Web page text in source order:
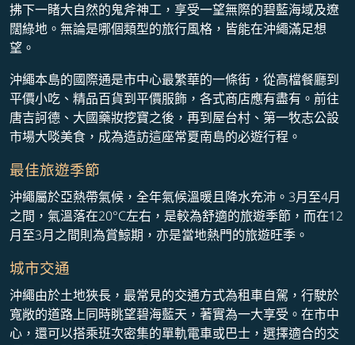
拂下一睹大自然的鬼斧神工，享受一望無際的碧藍海域及遼
闊綠地。無論是哪個類型的旅行風格，皆能在沖繩滿足想
望。
沖繩本島的國際通是市中心最繁華的一條街，從高檔餐廳到
平價小吃、精品百貨到平價服飾，各式商店應有盡有。前往
唐吉訶德、大國藥妝挖寶之後，再到屋台村、第一牧志公設
市場大啖美食，成為造訪這座常夏南島的必遊行程。
最佳旅遊季節
沖繩屬於亞熱帶氣候，全年氣候溫暖且降水充沛。3月至4月
之間，氣溫落在20°C左右，是較為舒適的旅遊季節，而在12
月至3月之間則為賞鯨期，亦是當地熱門的旅遊旺季。
城市交通
沖繩由於土地狹長，最常見的交通方式為租車自駕，行駛於
寬敞的道路上同時眺望碧海藍天，著實為一大享受。在市中
心，還可以搭乘班次密集的單軌電車或巴士，選擇適合的交